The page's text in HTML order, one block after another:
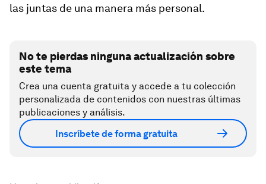
las juntas de una manera más personal.
No te pierdas ninguna actualización sobre
este tema
Crea una cuenta gratuita y accede a tu colección
personalizada de contenidos con nuestras últimas
publicaciones y análisis.
Inscríbete de forma gratuita